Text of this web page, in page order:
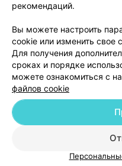
Обработка
© 2026 ООО «Артокс Лаб», УНП
Служба
рекомендаций.
Вы можете настроить
cookie или изменить свое
Для получения
сроках и порядке
можете ознакомиться с
файлов cookie